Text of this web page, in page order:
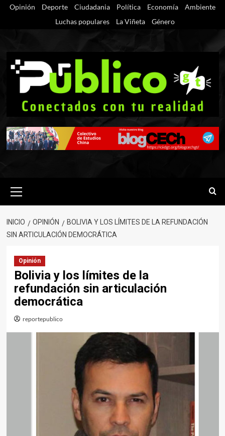
SaltarOpinión Deporte Ciudadania Política Economía
Ambiente
Luchas populares
La Viñeta Género
primario
INICIO OPINIÓN
BOLIVIA Y LOS LÍMITES DE LA REFUNDACIÓN
SIN ARTICULACIÓN DEMOCRÁTICA
Opinión
Bolivia y los límites de la
refundación sin articulación
democrática
reportepublico